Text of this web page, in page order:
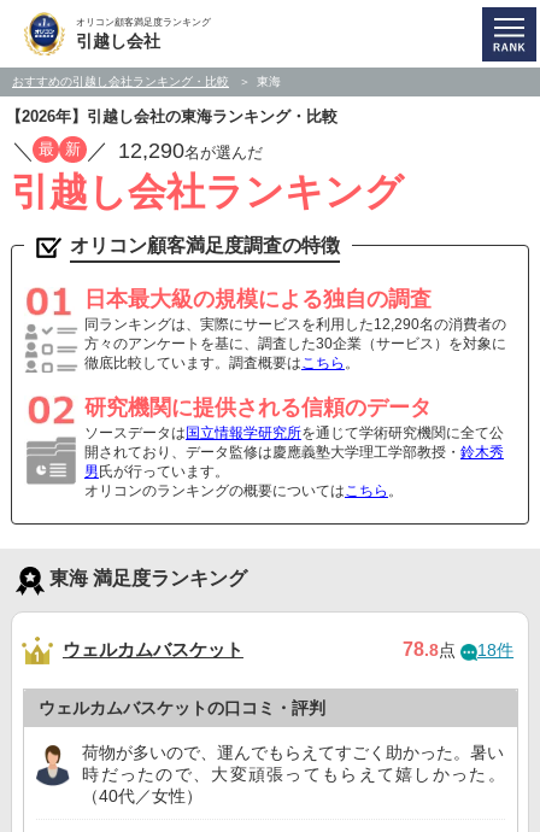
オリコン顧客満足度ランキング
引越し会社
おすすめの引越し会社ランキング・比較 東海
【2026年】引越し会社の東海ランキング・比較
／ 最 新 ／ 12,290名が選んだ
引越し会社ランキング
オリコン顧客満足度調査の特徴
日本最大級の規模による独自の調査
同ランキングは、実際にサービスを利用した12,290名の消費者の
方々のアンケートを基に、調査した30企業（サービス）を対象に
徹底比較しています。調査概要はこちら 。
研究機関に提供される信頼のデータ
ソースデータは 国立情報学研究所を通じて学術研究機関に全て公
開されており、データ監修は慶應義塾大学理工学部教授・ 鈴木秀
男 氏が行っています。
オリコンのランキングの概要についてはこちら 。
東海 満足度ランキング
ウェルカムバスケット 78.8点 18件
ウェルカムバスケットの口コミ・評判
荷物が多いので、運んでもらえてすごく助かった。暑い
時だったので、大変頑張ってもらえて嬉しかった。
（40代／女性）